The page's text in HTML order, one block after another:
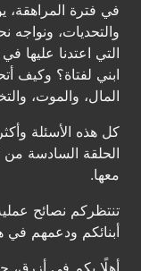
في فترة المراهقة،
والتحديات، ونواجه
التي اعتدنا عليها
ابني لفتاة؟
المال، والموت،
كل هذه الأسئلة
الحلقة السادسة من
معها.
تنتظركم نصائح
أبنائكم ودعمهم في
أهلًا بكم في أزرق،